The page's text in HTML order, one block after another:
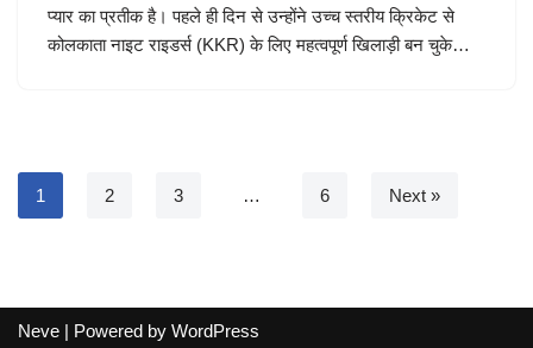
प्यार का प्रतीक है। पहले ही दिन से उन्होंने उच्च स्तरीय क्रिकेट से
कोलकाता नाइट राइडर्स (KKR) के लिए महत्वपूर्ण खिलाड़ी बन चुके…
1 2 3 … 6 Next »
Neve | Powered by WordPress